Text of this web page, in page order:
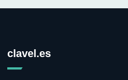
clavel.es